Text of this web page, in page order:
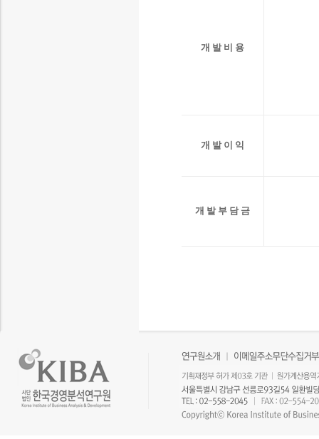
개 발 비 용
개 발 이 익
개 발 부 담 금